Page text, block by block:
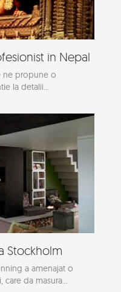
in Nepal
ne propune o
la detalii...
Stockholm
a amenajat o
da masura...